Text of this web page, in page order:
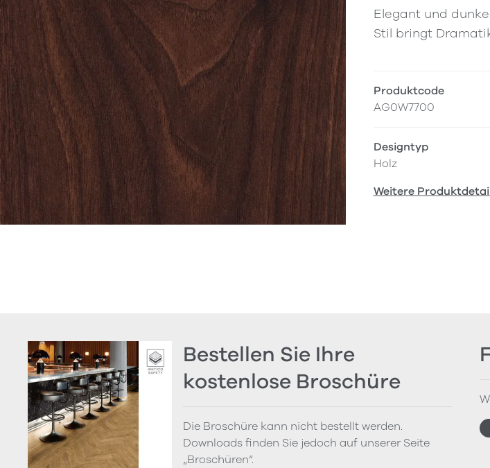
Elegant und
Stil bringt
Produktcode
AG0W7700
Designtyp
Holz
Weitere
Bestellen Sie Ihre
kostenlose Broschüre
Die Broschüre kann nicht bestellt werden.
Downloads finden Sie jedoch auf unserer Seite
„Broschüren“.